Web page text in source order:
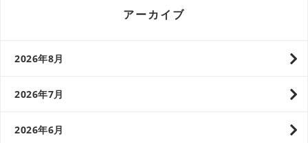
アーカイブ
2026年8月
2026年7月
2026年6月